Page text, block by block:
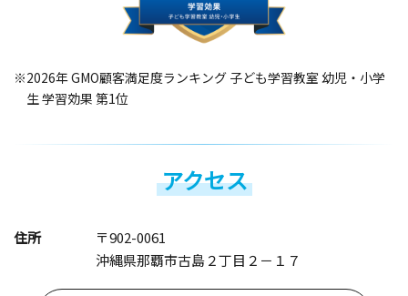
※2026年 GMO顧客満足度ランキング 子ども学習教室 幼児・小学
生 学習効果 第1位
アクセス
住所
〒902-0061
沖縄県那覇市古島２丁目２－１７